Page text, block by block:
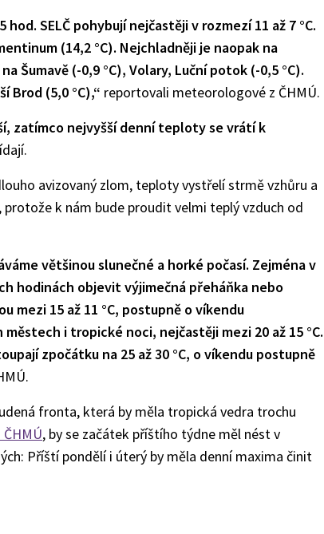
SELČ pohybují nejčastěji v rozmezí 11 až 7 °C.
(14,2 °C). Nejchladněji je naopak na
Šumavě (-0,9 °C), Volary, Luční potok (-0,5 °C).
Brod (5,0 °C),“ reportovali meteorologové z ČHMÚ.
zatímco nejvyšší denní teploty se vrátí k
avizovaný zlom, teploty vystřelí strmě vzhůru a
k nám bude proudit velmi teplý vzduch od
většinou slunečné a horké počasí. Zejména v
hodinách objevit výjimečná přeháňka nebo
mezi 15 až 11 °C, postupně o víkendu
i tropické noci, nejčastěji mezi 20 až 15 °C.
zpočátku na 25 až 30 °C, o víkendu postupně
fronta, která by měla tropická vedra trochu
, by se začátek příštího týdne měl nést v
Příští pondělí i úterý by měla denní maxima činit